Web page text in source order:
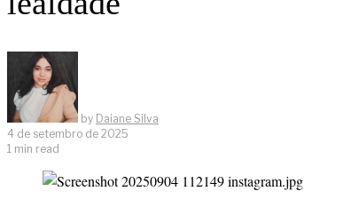
by Daiane Silva
4 de setembro de 2025
1 min read